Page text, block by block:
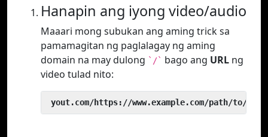
Hanapin ang iyong video/audio
Maaari mong subukan ang aming trick sa
pamamagitan ng paglalagay ng aming
domain na may dulong `/` bago ang URL ng
video tulad nito:
yout.com/https://www.example.com/path/to/